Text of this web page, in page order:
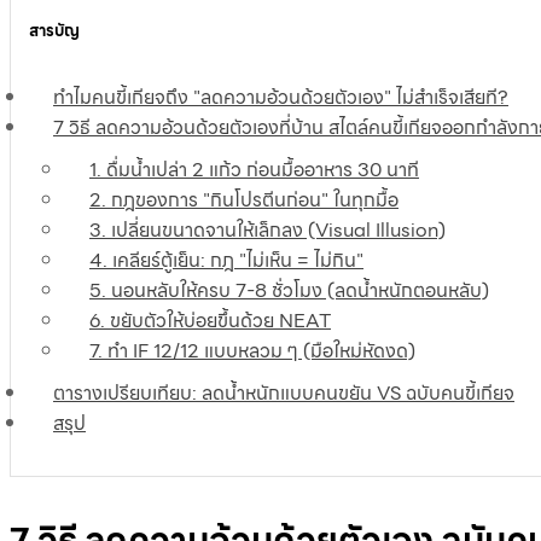
สารบัญ
ทำไมคนขี้เกียจถึง "ลดความอ้วนด้วยตัวเอง" ไม่สำเร็จเสียที?
7 วิธี ลดความอ้วนด้วยตัวเองที่บ้าน สไตล์คนขี้เกียจออกกำลังก
1. ดื่มน้ำเปล่า 2 แก้ว ก่อนมื้ออาหาร 30 นาที
2. กฎของการ "กินโปรตีนก่อน" ในทุกมื้อ
3. เปลี่ยนขนาดจานให้เล็กลง (Visual Illusion)
4. เคลียร์ตู้เย็น: กฎ "ไม่เห็น = ไม่กิน"
5. นอนหลับให้ครบ 7-8 ชั่วโมง (ลดน้ำหนักตอนหลับ)
6. ขยับตัวให้บ่อยขึ้นด้วย NEAT
7. ทำ IF 12/12 แบบหลวม ๆ (มือใหม่หัดงด)
ตารางเปรียบเทียบ: ลดน้ำหนักแบบคนขยัน VS ฉบับคนขี้เกียจ
สรุป